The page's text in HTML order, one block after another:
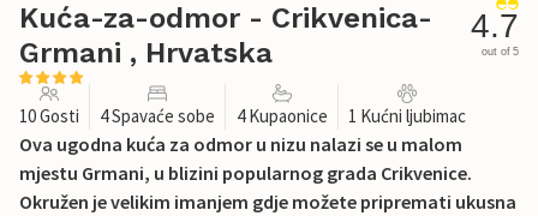
Kuća-za-odmor - Crikvenica-
Grmani , Hrvatska
4.7
out of 5
10 Gosti 4 Spavaće sobe 4 Kupaonice 1 Kućni ljubimac
Ova ugodna kuća za odmor u nizu nalazi se u malom
mjestu Grmani, u blizini popularnog grada Crikvenice.
Okružen je velikim imanjem gdje možete pripremati ukusna